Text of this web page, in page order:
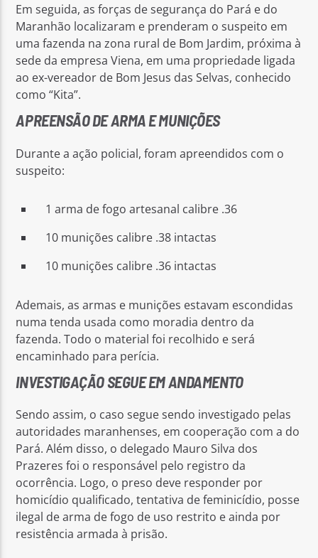
Em seguida, as forças de segurança do Pará e do
Maranhão localizaram e prenderam o suspeito em
uma fazenda na zona rural de Bom Jardim, próxima à
sede da empresa Viena, em uma propriedade ligada
ao ex-vereador de Bom Jesus das Selvas, conhecido
como “Kita”.
APREENSÃO DE ARMA E MUNIÇÕES
Durante a ação policial, foram apreendidos com o
suspeito:
1 arma de fogo artesanal calibre .36
10 munições calibre .38 intactas
10 munições calibre .36 intactas
Ademais, as armas e munições estavam escondidas
numa tenda usada como moradia dentro da
fazenda. Todo o material foi recolhido e será
encaminhado para perícia.
INVESTIGAÇÃO SEGUE EM ANDAMENTO
Sendo assim, o caso segue sendo investigado pelas
autoridades maranhenses, em cooperação com a do
Pará. Além disso, o delegado Mauro Silva dos
Prazeres foi o responsável pelo registro da
ocorrência. Logo, o preso deve responder por
homicídio qualificado, tentativa de feminicídio, posse
ilegal de arma de fogo de uso restrito e ainda por
resistência armada à prisão.